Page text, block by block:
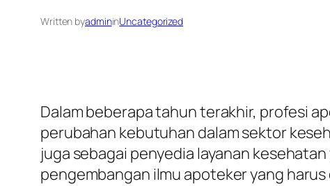
Written byadmininUncategorized
Dalam beberapa tahun terakhir, profesi
perubahan kebutuhan dalam sektor
juga sebagai penyedia layanan
pengembangan ilmu apoteker yang